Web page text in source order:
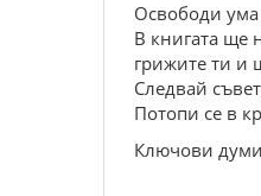
Освободи ума
В книгата ще
грижите ти и
Следвай
Потопи се в
Ключови